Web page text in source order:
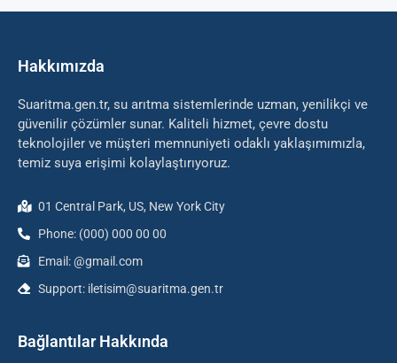
Hakkımızda
Suaritma.gen.tr, su arıtma sistemlerinde uzman, yenilikçi ve
güvenilir çözümler sunar. Kaliteli hizmet, çevre dostu
teknolojiler ve müşteri memnuniyeti odaklı yaklaşımımızla,
temiz suya erişimi kolaylaştırıyoruz.
01 Central Park, US, New York City
Phone: (000) 000 00 00
Email: @gmail.com
Support: iletisim@suaritma.gen.tr
Bağlantılar Hakkında